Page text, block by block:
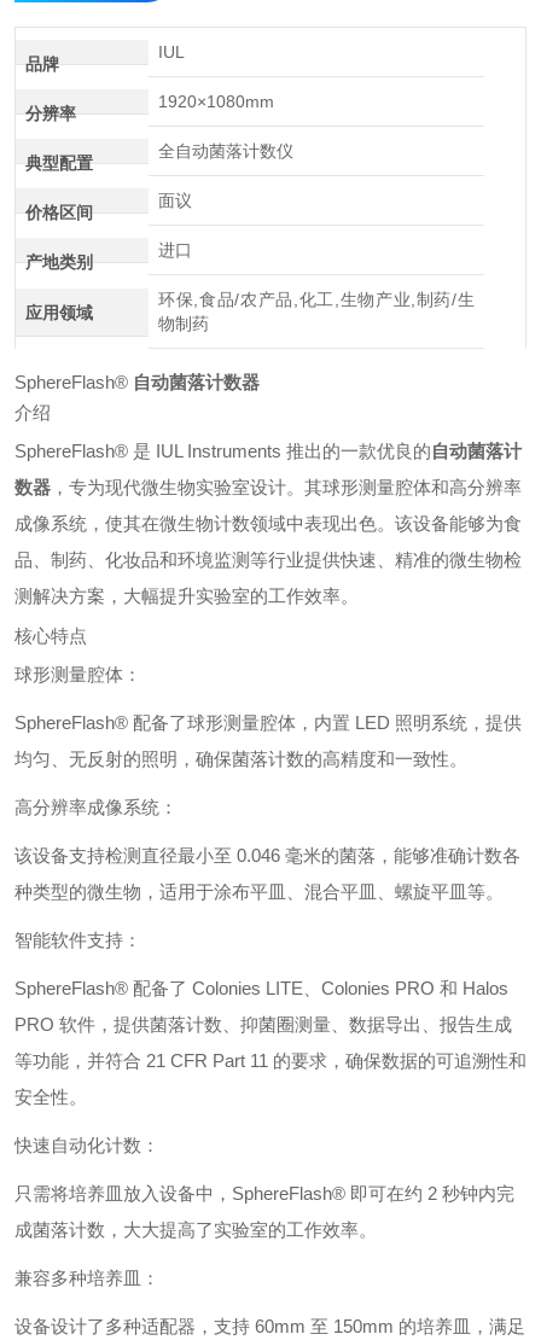
品牌
IUL
分辨率
1920×1080mm
典型配置
全自动菌落计数仪
价格区间
面议
产地类别
进口
应用领域
环保,食品/农产品,化工,生物产业,制药/生
物制药
SphereFlash® 自动菌落计数器
介绍
SphereFlash® 是 IUL Instruments 推出的一款优良的自动菌落计
数器 ，专为现代微生物实验室设计。其球形测量腔体和高分辨率
成像系统，使其在微生物计数领域中表现出色。该设备能够为食
品、制药、化妆品和环境监测等行业提供快速、精准的微生物检
测解决方案，大幅提升实验室的工作效率。
核心特点
球形测量腔体：
SphereFlash® 配备了球形测量腔体，内置 LED 照明系统，提供
均匀、无反射的照明，确保菌落计数的高精度和一致性。
高分辨率成像系统：
该设备支持检测直径最小至 0.046 毫米的菌落，能够准确计数各
种类型的微生物，适用于涂布平皿、混合平皿、螺旋平皿等。
智能软件支持：
SphereFlash® 配备了 Colonies LITE、Colonies PRO 和 Halos
PRO 软件，提供菌落计数、抑菌圈测量、数据导出、报告生成
等功能，并符合 21 CFR Part 11 的要求，确保数据的可追溯性和
安全性。
快速自动化计数：
只需将培养皿放入设备中，SphereFlash® 即可在约 2 秒钟内完
成菌落计数，大大提高了实验室的工作效率。
兼容多种培养皿：
设备设计了多种适配器，支持 60mm 至 150mm 的培养皿，满足